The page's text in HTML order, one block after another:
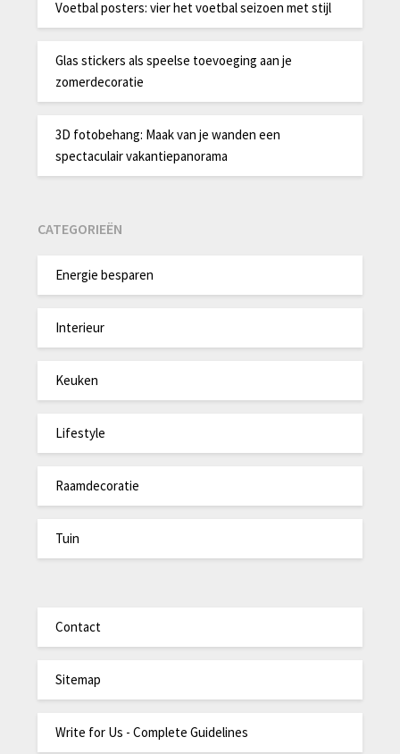
Voetbal posters: vier het voetbal seizoen met stijl
Glas stickers als speelse toevoeging aan je
zomerdecoratie
3D fotobehang: Maak van je wanden een
spectaculair vakantiepanorama
CATEGORIEËN
Energie besparen
Interieur
Keuken
Lifestyle
Raamdecoratie
Tuin
Contact
Sitemap
Write for Us - Complete Guidelines